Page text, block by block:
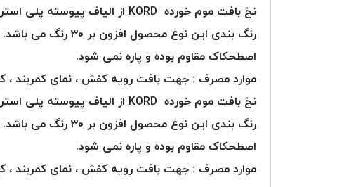
نخ بافت موم خورده KORD از الیاف پیوسته پلی استر تولید و بطور کامل به موم آغشته گردیده است.
رنگ بندی این
اصطحکاک مقاوم بوده و پاره نمی شود.
موارد مصرف : جهت بافت رویه کفش ، نمای کمربند ،
نخ بافت موم خورده KORD از الیاف پیوسته پلی استر تولید و بطور کامل به موم آغشته گردیده است.
رنگ بندی این
اصطحکاک مقاوم بوده و پاره نمی شود.
موارد مصرف : جهت بافت رویه کفش ، نمای کمربند ،